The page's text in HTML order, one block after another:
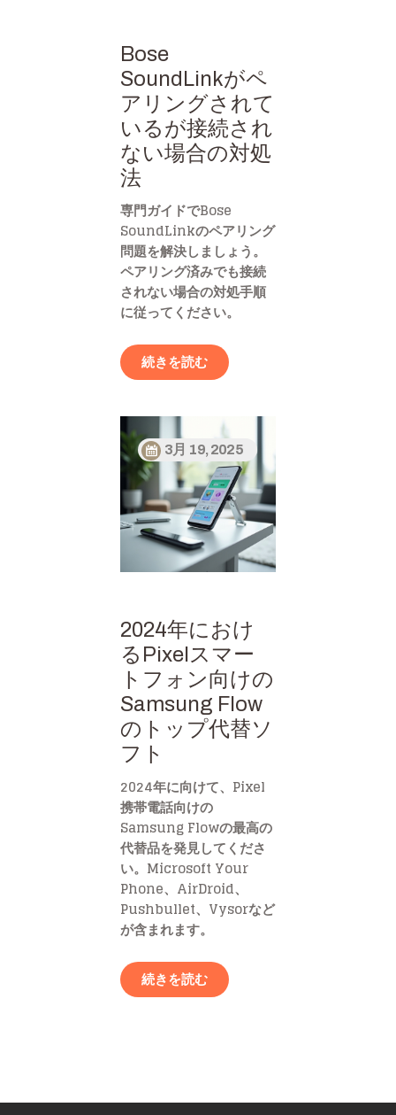
Bose
SoundLinkがペ
アリングされて
いるが接続され
ない場合の対処
法
専門ガイドでBose
SoundLinkのペアリング
問題を解決しましょう。
ペアリング済みでも接続
されない場合の対処手順
に従ってください。
続きを読む
3月 19, 2025
2024年におけ
るPixelスマー
トフォン向けの
Samsung Flow
のトップ代替ソ
フト
2024年に向けて、Pixel
携帯電話向けの
Samsung Flowの最高の
代替品を発見してくださ
い。Microsoft Your
Phone、AirDroid、
Pushbullet、Vysorなど
が含まれます。
続きを読む